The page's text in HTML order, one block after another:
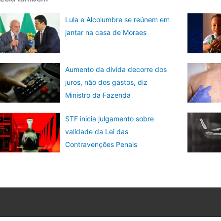
Lula e Alcolumbre se reúnem em
jantar na casa de Moraes
Aumento da dívida decorre dos
juros, não dos gastos, diz
Ministro da Fazenda
STF inicia julgamento sobre
validade da Lei das
Contravenções Penais